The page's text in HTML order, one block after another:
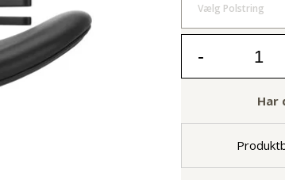
Vælg Polstring
-
Har